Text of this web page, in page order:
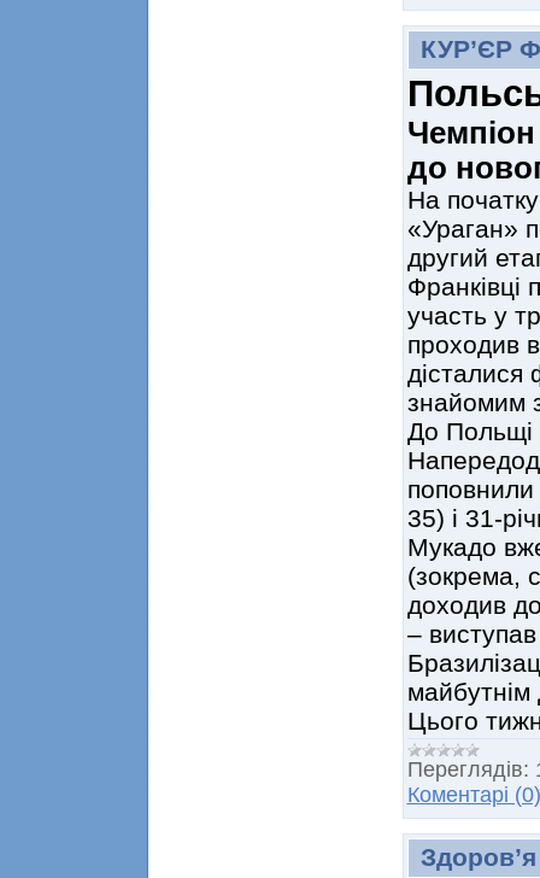
КУР’ЄР
Чемпіон
до
На
«Ураган»
другий
Франківці
участь у
проходив
дісталися
знайомим з
До Польщі
35) і 31-
Мукадо
(зокрема,
доходив
–
Цього
Переглядів:
Коментарі (0)
Здоров’я